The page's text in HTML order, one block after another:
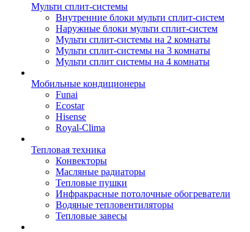
Мульти сплит-системы
Внутренние блоки мульти сплит-систем
Наружные блоки мульти сплит-систем
Мульти сплит-системы на 2 комнаты
Мульти сплит-системы на 3 комнаты
Мульти сплит системы на 4 комнаты
Мобильные кондиционеры
Funai
Ecostar
Hisense
Royal-Clima
Тепловая техника
Конвекторы
Масляные радиаторы
Тепловые пушки
Инфракрасные потолочные обогреватели
Водяные тепловентиляторы
Тепловые завесы